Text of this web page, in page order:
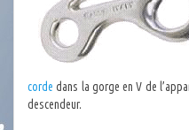
cordedans la gorge en V de
descendeur.